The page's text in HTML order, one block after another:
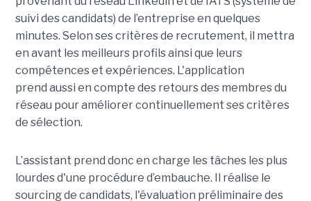
suivi des candidats) de l’entreprise en quelques
minutes. Selon ses critères de recrutement, il mettra
en avant les meilleurs profils ainsi que leurs
compétences et expériences. L'application
prend aussi en compte des retours des membres du
réseau pour améliorer continuellement ses critères
de sélection.
L’assistant prend donc en charge les tâches les plus
lourdes d'une procédure d’embauche. Il réalise le
sourcing de candidats, l'évaluation préliminaire des